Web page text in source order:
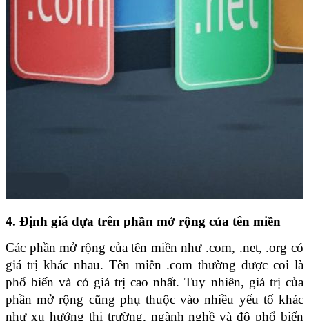
4. Định giá dựa trên phần mở rộng của tên miền
Các phần mở rộng của tên miền như .com, .net, .org có
giá trị khác nhau. Tên miền .com thường được coi là
phổ biến và có giá trị cao nhất. Tuy nhiên, giá trị của
phần mở rộng cũng phụ thuộc vào nhiều yếu tố khác
như xu hướng thị trường, ngành nghề và độ phổ biến